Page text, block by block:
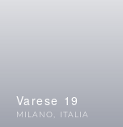
Varese 19
MILANO , ITALIA